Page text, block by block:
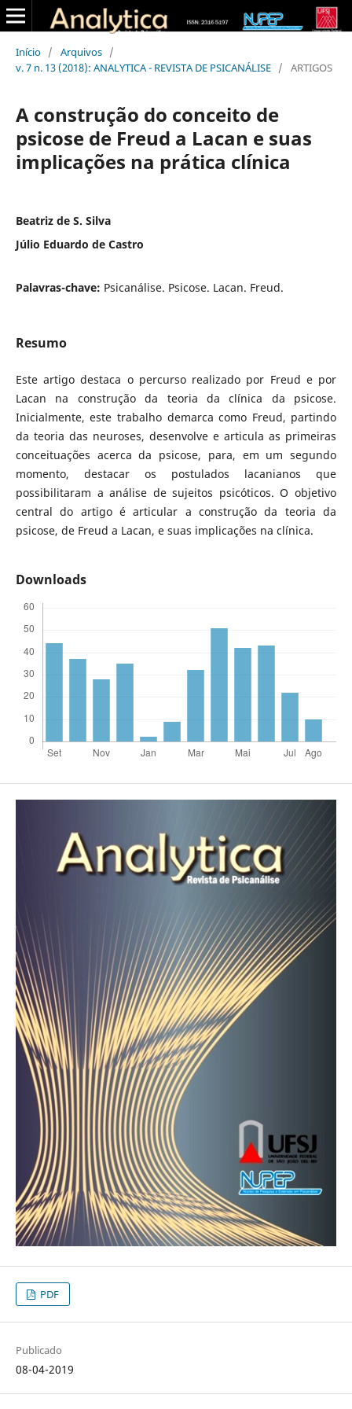
Início / Arquivos /
v. 7 n. 13 (2018): ANALYTICA - REVISTA DE PSICANÁLISE / ARTIGOS
A construção do conceito de
psicose de Freud a Lacan e suas
implicações na prática clínica
Beatriz de S. Silva
Júlio Eduardo de Castro
Palavras-chave: Psicanálise. Psicose. Lacan. Freud.
Resumo
Este artigo destaca o percurso realizado por Freud e por
Lacan na construção da teoria da clínica da psicose.
Inicialmente, este trabalho demarca como Freud, partindo
da teoria das neuroses, desenvolve e articula as primeiras
conceituações acerca da psicose, para, em um segundo
momento, destacar os postulados lacanianos que
possibilitaram a análise de sujeitos psicóticos. O objetivo
central do artigo é articular a construção da teoria da
psicose, de Freud a Lacan, e suas implicações na clínica.
Downloads
PDF
Publicado
08-04-2019